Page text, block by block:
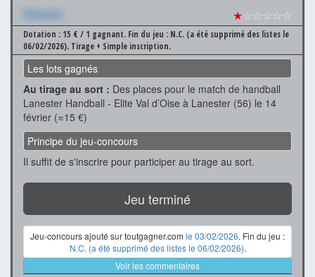
Xxxxxxx ★☆☆☆☆☆
Dotation : 15 € / 1 gagnant. Fin du jeu : N.C. (a été supprimé des listes le
06/02/2026). Tirage + Simple inscription.
Les lots gagnés
Au tirage au sort : Des places pour le match de handball
Lanester Handball - Elite Val d’Oise à Lanester (56) le 14
février (≈15 €)
Principe du jeu-concours
Il suffit de s'inscrire pour participer au tirage au sort.
Jeu terminé
Jeu-concours ajouté sur toutgagner.com le 03/02/2026. Fin du jeu :
N.C. (a été supprimé des listes le 06/02/2026).
Voir les commentaires